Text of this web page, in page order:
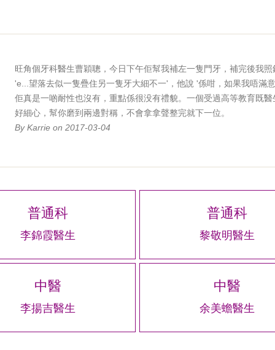
旺角個牙科醫生曹穎聰，今日下午佢幫我補左一隻門牙，補完後我
'e...望落去似一隻疊住另一隻牙大細不一'，他說 '係咁，如果我唔滿
佢真是一啲耐性也沒有，重點係很没有禮貌。一個受過高等教育既
好細心，幫你磨到兩邊對稱，不會拿拿聲整完就下一位。
By Karrie on 2017-03-04
普通科
李錦霞醫生
普通科
黎敬明醫生
中醫
李揚吉醫生
中醫
余美蟾醫生